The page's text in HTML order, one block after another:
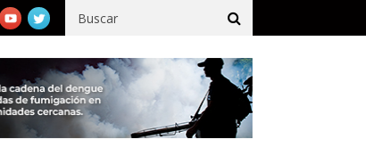
92 % de avance en obras de terracería